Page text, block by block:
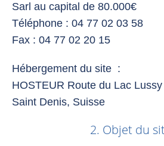
Sarl au capital de 80.000€
Téléphone : 04 77 02 03 58
Fax : 04 77 02 20 15
Hébergement du site :
HOSTEUR Route du Lac
Saint Denis, Suisse
2. Objet du